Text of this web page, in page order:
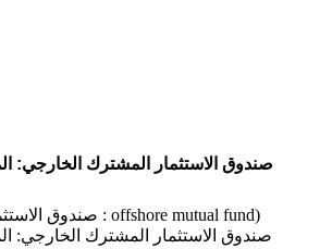
صندوق الاستثمار المشترك الخارجي:
(صندوق الاستثمار المشترك الخارجي : offshore mutual fund)
صندوق الاستثمار المشترك الخارجي: